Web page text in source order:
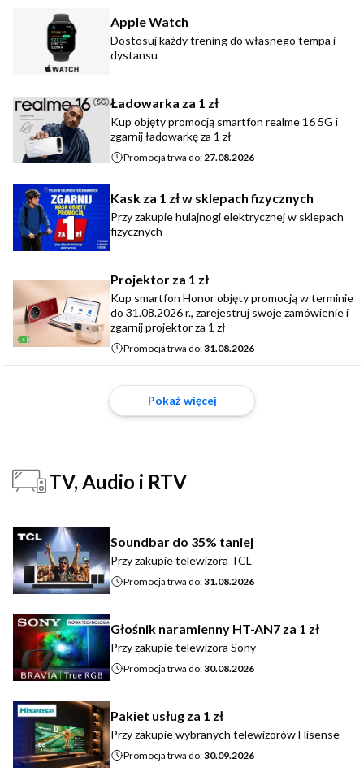
Apple Watch
Dostosuj każdy trening do własnego tempa i
dystansu
Ładowarka za 1 zł
Kup objęty promocją smartfon realme 16 5G i
zgarnij ładowarkę za 1 zł
Promocja trwa do:27.08.2026
Kask za 1 zł w sklepach fizycznych
Przy zakupie hulajnogi elektrycznej w sklepach
fizycznych
Projektor za 1 zł
Kup smartfon Honor objęty promocją w terminie
do 31.08.2026 r., zarejestruj swoje zamówienie i
zgarnij projektor za 1 zł
Promocja trwa do:31.08.2026
Pokaż więcej
TV, Audio i RTV
Soundbar do 35% taniej
Przy zakupie telewizora TCL
Promocja trwa do:31.08.2026
Głośnik naramienny HT-AN7 za 1 zł
Przy zakupie telewizora Sony
Promocja trwa do:30.08.2026
Pakiet usług za 1 zł
Przy zakupie wybranych telewizorów Hisense
Promocja trwa do:30.09.2026